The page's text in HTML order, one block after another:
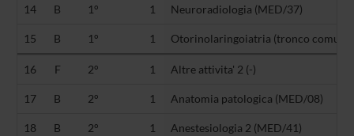
14 B 1° 1 Neuroradiologia (MED/37)
15 B 1° 1 Otorinolaringoiatria (tronco comune
16 F 2° 1 Altre attivita' 2 (-)
17 B 2° 1 Anatomia patologica (MED/08)
18 B 2° 1 Anestesiologia 2 (MED/41)